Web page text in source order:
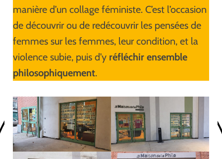
manière d’un collage féministe. C’est l’occasion
de découvrir ou de redécouvrir les pensées de
femmes sur les femmes, leur condition, et la
violence subie, puis d’y réfléchir ensemble
philosophiquement.